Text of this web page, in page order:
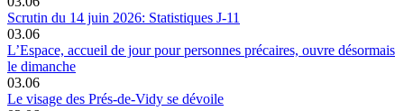
Scrutin du 14 juin 2026: Statistiques J-11
03.06
L’Espace, accueil de jour pour personnes précaires, ouvre désormais
le dimanche
03.06
Le visage des Prés-de-Vidy se dévoile